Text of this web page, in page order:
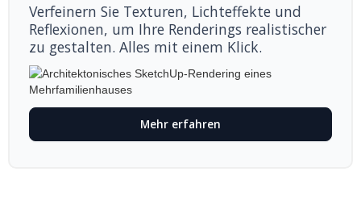
Verfeinern Sie Texturen, Lichteffekte und
Reflexionen, um Ihre Renderings realistischer
zu gestalten. Alles mit einem Klick.
Mehr erfahren